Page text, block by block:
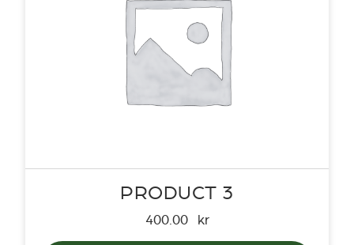
PRODUCT 3
400.00 kr